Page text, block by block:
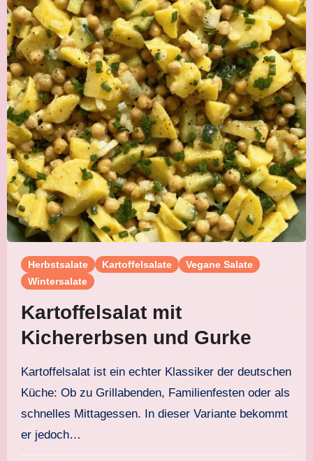
Herbstsalate Kartoffelsalate
Vegane Salate
Wintersalate
Kartoffelsalat mit
Kichererbsen und Gurke
Kartoffelsalat ist ein echter Klassiker der deutschen
Küche: Ob zu Grillabenden, Familienfesten oder als
schnelles Mittagessen. In dieser Variante bekommt
er jedoch…